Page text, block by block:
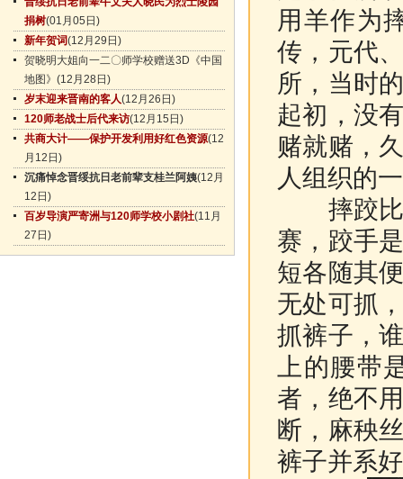
捐树(01月05日)
新年贺词(12月29日)
贺晓明大姐向一二〇师学校赠送3D《中国
地图》 (12月28日)
岁末迎来晋南的客人(12月26日)
120师老战士后代来访(12月15日)
共商大计——保护开发利用好红色资源(12
月12日)
沉痛悼念晋绥抗日老前辈支桂兰阿姨(12月
12日)
百岁导演严寄洲与120师学校小剧社(11月
27日)
用羊作为
传，元代
所，当时
起初，没
赌就赌，
人组织的
摔跤比
赛，跤手
短各随其
无处可抓
抓裤子，
上的腰带
者，绝不
断，麻秧
裤子并系